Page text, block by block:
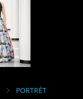
PORTRÉT